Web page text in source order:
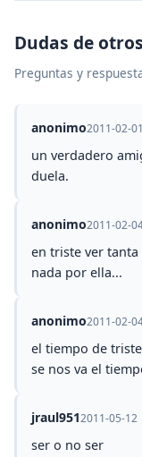
Dudas de
Preguntas y
anonimo2011-02-01
un verdadero
duela.
anonimo2011-02-
en triste ver
nada por ella...
anonimo2011-02-
el tiempo de
se nos va el
jraul9512011-05-12
ser o no ser